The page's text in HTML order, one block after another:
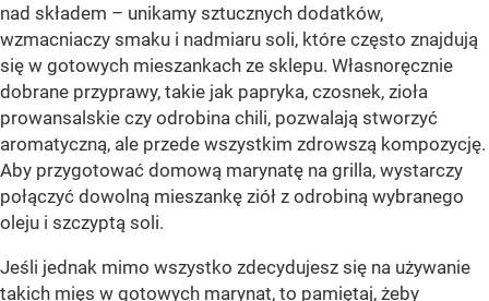
nad składem – unikamy sztucznych dodatków,
wzmacniaczy smaku i nadmiaru soli, które często znajdują
się w gotowych mieszankach ze sklepu. Własnoręcznie
dobrane przyprawy, takie jak papryka, czosnek, zioła
prowansalskie czy odrobina chili, pozwalają stworzyć
aromatyczną, ale przede wszystkim zdrowszą kompozycję.
Aby przygotować domową marynatę na grilla, wystarczy
połączyć dowolną mieszankę ziół z odrobiną wybranego
oleju i szczyptą soli.
Jeśli jednak mimo wszystko zdecydujesz się na używanie
takich mięs w gotowych marynat, to pamiętaj, żeby